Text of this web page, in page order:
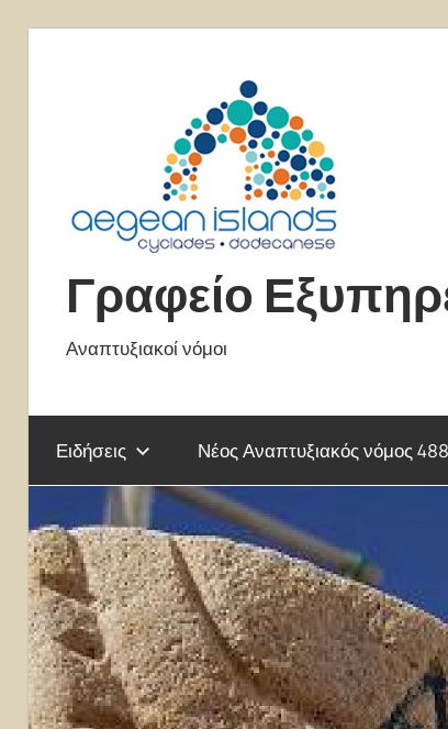
Γραφείο
Αναπτυξιακοί νόμοι
Ειδήσεις Νέος Αναπτυξιακός νόμος